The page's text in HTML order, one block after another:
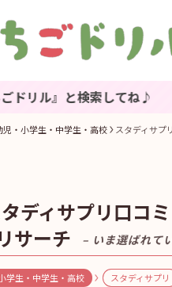
してね♪
・小学生・中学生・高校 スタディサプリ
ディサプリ口コ
サーチ
– いま選ばれて
学生・中学生・高校 スタディサプリ